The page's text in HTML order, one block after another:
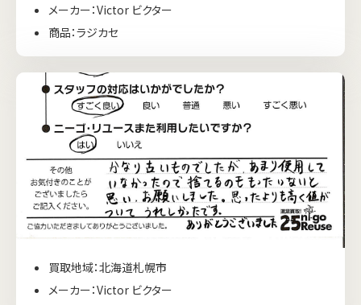
メーカー：Victor ビクター
商品：ラジカセ
買取地域：北海道札幌市
メーカー：Victor ビクター